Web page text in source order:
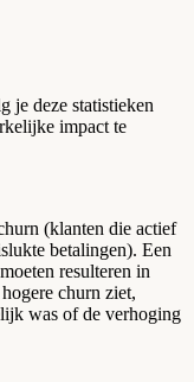
je deze statistieken
impact te
(klanten die actief
betalingen). Een
resulteren in
churn ziet,
was of de verhoging